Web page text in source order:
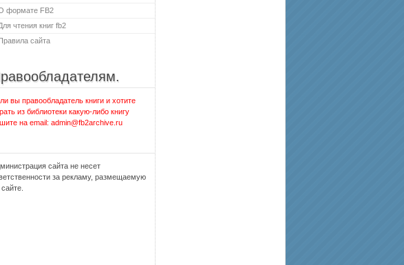
формате FB2
чтения книг fb2
сайта
вы правообладатель книги и хотите
из библиотеки какую-либо книгу
на email: admin@fb2archive.ru
сайта не несет
за рекламу, размещаемую